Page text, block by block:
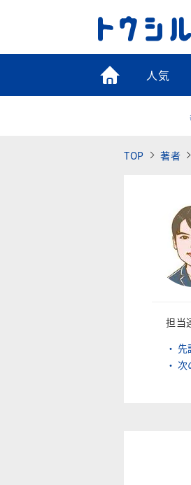
トップ
人気
TOP 著者
担当
先
次